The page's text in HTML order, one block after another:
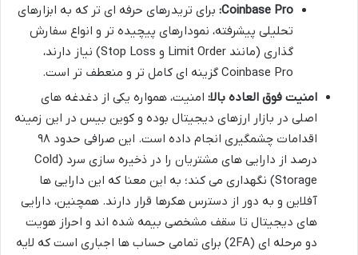
Coinbase Pro: برای تریدرهای حرفه ای تر که به ابزارهای
تحلیلی پیشرفته، نمودارهای پیچیده تر و انواع سفارش
گذاری (مانند Limit Order و Stop Loss) نیاز دارند،
Coinbase Pro گزینه ای کامل تر و منعطف تر است.
امنیت فوق العاده بالا: امنیت، همواره یکی از دغدغه های
اصلی در بازار ارزهای دیجیتال بوده و کوین بیس در این زمینه
اقدامات چشمگیری انجام داده است. این صرافی حدود ۹۸
درصد از دارایی های مشتریان را در ذخیره سازی سرد (Cold
Storage) نگهداری می کند؛ به این معنا که این دارایی ها
آفلاین و به دور از دسترس هکرها قرار دارند. همچنین، دارایی
های دیجیتال تا سقف مشخصی بیمه شده اند و احراز هویت
دو مرحله ای (2FA) برای تمامی حساب ها اجباری است که لایه